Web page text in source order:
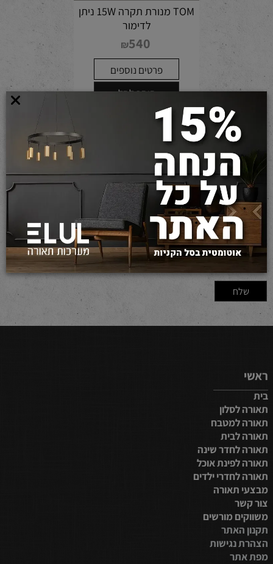
TOM מנורת תקרה 15W ניתן
לדימור
₪540
פרטים נוספים
הוסף לסל
מוצרים אחרונים שנצפו
הוספת חוות דעת
ראשי
בית
תאורה לסלון
תאורה למטבח
תאורה לבית
תאורה לחדר שינה
תאורה לפינת אוכל
תאורה לחדרי ילדים
מבצעי תאורה
צור קשר
משווקים מורשים
תקנון האתר
הצהרת נגישות
מפת אתר